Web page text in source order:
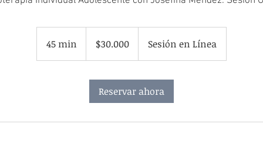
45 min
5
chilenos
$30.000 Sesión en Línea
Reservar ahora